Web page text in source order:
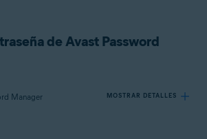
de Avast Password
Manager MOSTRAR DETALLES